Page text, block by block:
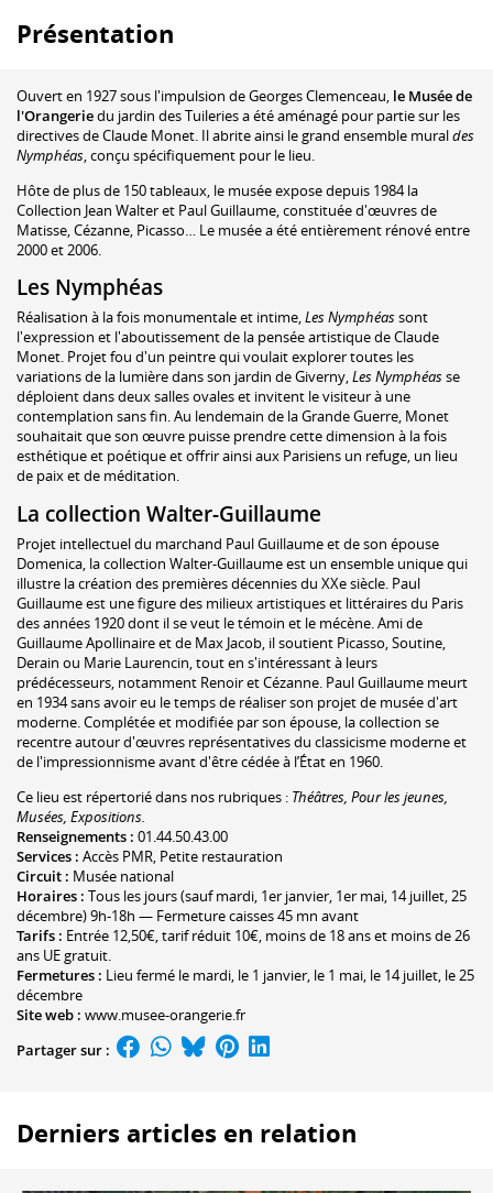
Présentation
Ouvert en 1927 sous l'impulsion de Georges Clemenceau, le Musée de
l'Orangeriedu jardin des Tuileries a été aménagé pour partie sur les
directives de Claude Monet. Il abrite ainsi le grand ensemble muraldes
Nymphéas , conçu spécifiquement pour le lieu.
Hôte de plus de 150 tableaux, le musée expose depuis 1984 la
Collection Jean Walter et Paul Guillaume, constituée d'œuvres de
Matisse, Cézanne, Picasso… Le musée a été entièrement rénové entre
2000 et 2006.
Les Nymphéas
Réalisation à la fois monumentale et intime,Les Nymphéassont
l'expression et l'aboutissement de la pensée artistique de Claude
Monet. Projet fou d'un peintre qui voulait explorer toutes les
variations de la lumière dans son jardin de Giverny,Les Nymphéasse
déploient dans deux salles ovales et invitent le visiteur à une
contemplation sans fin. Au lendemain de la Grande Guerre, Monet
souhaitait que son œuvre puisse prendre cette dimension à la fois
esthétique et poétique et offrir ainsi aux Parisiens un refuge, un lieu
de paix et de méditation.
La collection Walter-Guillaume
Projet intellectuel du marchand Paul Guillaume et de son épouse
Domenica, la collection Walter-Guillaume est un ensemble unique qui
illustre la création des premières décennies du XXe siècle. Paul
Guillaume est une figure des milieux artistiques et littéraires du Paris
des années 1920 dont il se veut le témoin et le mécène. Ami de
Guillaume Apollinaire et de Max Jacob, il soutient Picasso, Soutine,
Derain ou Marie Laurencin, tout en s'intéressant à leurs
prédécesseurs, notamment Renoir et Cézanne. Paul Guillaume meurt
en 1934 sans avoir eu le temps de réaliser son projet de musée d'art
moderne. Complétée et modifiée par son épouse, la collection se
recentre autour d'œuvres représentatives du classicisme moderne et
de l'impressionnisme avant d'être cédée à l’État en 1960.
Ce lieu est répertorié dans nos rubriques : Théâtres, Pour les jeunes,
Musées, Expositions.
Renseignements : 01.44.50.43.00
Services : Accès PMR, Petite restauration
Circuit : Musée national
Horaires : Tous les jours (sauf mardi, 1er janvier, 1er mai, 14 juillet, 25
décembre) 9h-18h — Fermeture caisses 45 mn avant
Tarifs : Entrée 12,50€, tarif réduit 10€, moins de 18 ans et moins de 26
ans UE gratuit.
Fermetures : Lieu fermé le mardi, le 1 janvier, le 1 mai, le 14 juillet, le 25
décembre
Site web : www.musee-orangerie.fr
Partager sur :
Derniers articles en relation